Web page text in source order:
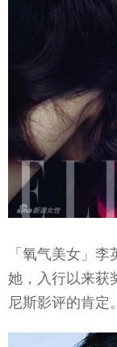
「氧气美女」
她，入行以来获
尼斯影评的肯定。